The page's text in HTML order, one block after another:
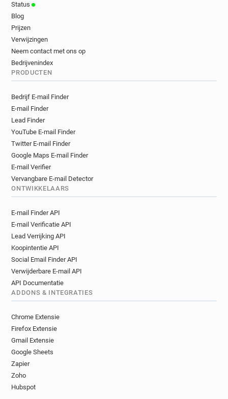
Status
Blog
Prijzen
Verwijzingen
Neem contact met ons op
Bedrijvenindex
PRODUCTEN
Bedrijf E-mail Finder
E-mail Finder
Lead Finder
YouTube E-mail Finder
Twitter E-mail Finder
Google Maps E-mail Finder
E-mail Verifier
Vervangbare E-mail Detector
ONTWIKKELAARS
E-mail Finder API
E-mail Verificatie API
Lead Verrijking API
Koopintentie API
Social Email Finder API
Verwijderbare E-mail API
API Documentatie
ADDONS & INTEGRATIES
Chrome Extensie
Firefox Extensie
Gmail Extensie
Google Sheets
Zapier
Zoho
Hubspot